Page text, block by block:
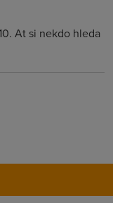
At si nekdo hleda